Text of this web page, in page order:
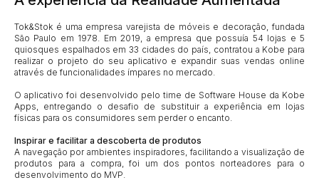
Tok&Stok é uma empresa varejista de móveis e decoração, fundada
São Paulo em 1978. Em 2019, a empresa que possuía 54 lojas e 5
quiosques espalhados em 33 cidades do país, contratou a Kobe para
realizar o projeto do seu aplicativo e expandir suas vendas online
através de funcionalidades ímpares no mercado.
O aplicativo foi desenvolvido pelo time de Software House da Kobe
Apps, entregando o desafio de substituir a experiência em lojas
físicas para os consumidores sem perder o encanto.
Inspirar e facilitar a descoberta de produtos
A navegação por ambientes inspiradores, facilitando a visualização de
produtos para a compra, foi um dos pontos norteadores para o
desenvolvimento do MVP.